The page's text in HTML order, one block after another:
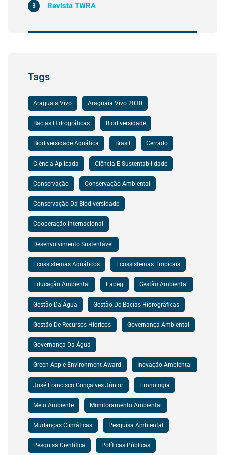
Revista TWRA
3
Tags
Araguaia Vivo Araguaia Vivo 2030
Bacias Hidrográficas Biodiversidade
Biodiversidade Aquática Brasil Cerrado
Ciência Aplicada Ciência E Sustentabilidade
Conservação Conservação Ambiental
Conservação Da Biodiversidade
Cooperação Internacional
Desenvolvimento Sustentável
Ecossistemas Aquáticos Ecossistemas Tropicais
Educação Ambiental Fapeg Gestão Ambiental
Gestão Da Água Gestão De Bacias Hidrográficas
Gestão De Recursos Hídricos Governança Ambiental
Governança Da Água
Green Apple Environment Award Inovação Ambiental
José Francisco Gonçalves Júnior Limnologia
Meio Ambiente Monitoramento Ambiental
Mudanças Climáticas Pesquisa Ambiental
Pesquisa Científica Políticas Públicas